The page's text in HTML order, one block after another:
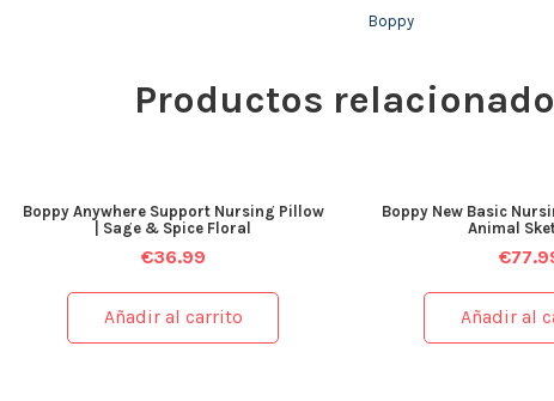
Boppy
Productos
Boppy Anywhere Support Nursing Pillow
| Sage & Spice Floral
€36.99
Añadir al carrito
Boppy New Basic
Animal
€
Añadir al